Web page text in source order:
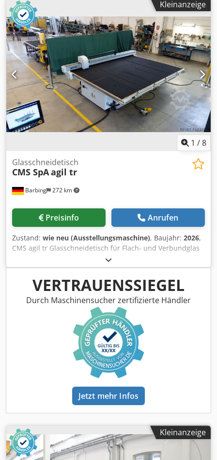
Kleinanzeige
1 /8
Barbing 272 km
Glasschneidetisch
CMS SpAagil tr
Preisinfo Anrufen
Zustand: wie neu (Ausstellungsmaschine), Baujahr: 2026,
CMS agil tr Glasschneidetisch für Flach- und Verbundglas
Max. bearbeitbare Scheibengröße: 3.810 x 2.600 mm
Scheibendicke: 2-19 mm Verfahrgeschwindigkeit: 0-200
m/min Beschleunigung: 10 m/s² Enthaltene Ausstattung:
Chedpfxopygwio Abysa - Kipptisch - Werkzeugmagazin mit
5 Plätzen - Operatorpanel inkl. Software
VERTRAUENSSIEGEL
Durch Maschinensucher zertifizierte Händler
Jetzt mehr Infos
Kleinanzeige